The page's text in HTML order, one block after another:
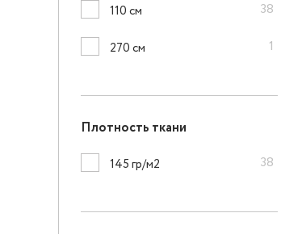
110 см 38
270 см 1
Плотность ткани
145 гр/м2 38